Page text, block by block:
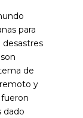
para
desastres
de
y
dado